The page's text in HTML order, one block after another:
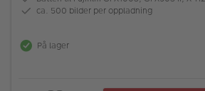
ca. 500 bilder per oppladning
På lager